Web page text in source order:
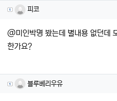
피코님의 댓글
피코
@미인박명 봤는데 별내용 없던데
한가요?
블루베리우유님의 댓
블루베리우유